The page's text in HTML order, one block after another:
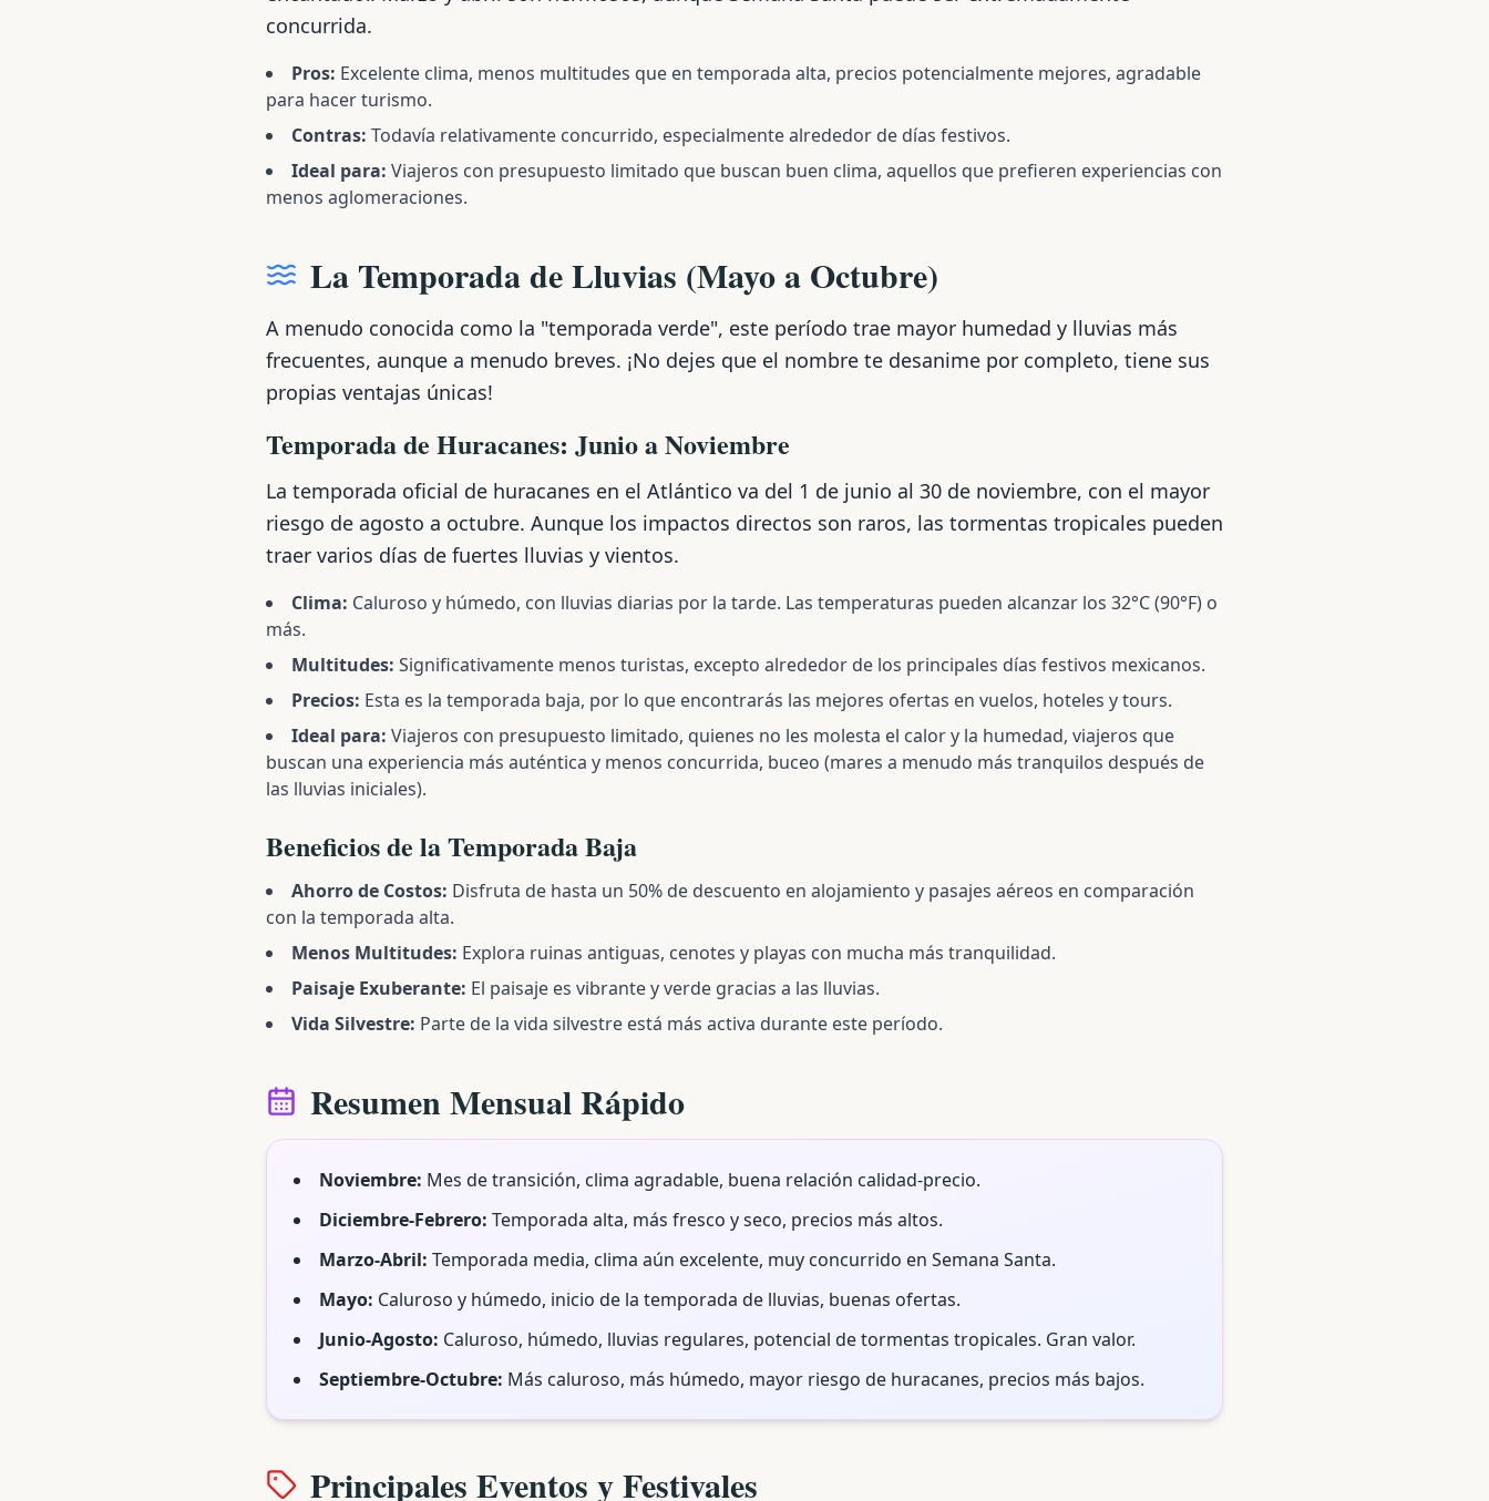
concurrida.
Pros: Excelente clima, menos multitudes que en temporada alta, precios potencialmente mejores, agradable
para hacer turismo.
Contras: Todavía relativamente concurrido, especialmente alrededor de días festivos.
Ideal para: Viajeros con presupuesto limitado que buscan buen clima, aquellos que prefieren experiencias con
menos aglomeraciones.
La Temporada de Lluvias (Mayo a Octubre)
A menudo conocida como la "temporada verde", este período trae mayor humedad y lluvias más
frecuentes, aunque a menudo breves. ¡No dejes que el nombre te desanime por completo, tiene sus
propias ventajas únicas!
Temporada de Huracanes: Junio a Noviembre
La temporada oficial de huracanes en el Atlántico va del 1 de junio al 30 de noviembre, con el mayor
riesgo de agosto a octubre. Aunque los impactos directos son raros, las tormentas tropicales pueden
traer varios días de fuertes lluvias y vientos.
Clima: Caluroso y húmedo, con lluvias diarias por la tarde. Las temperaturas pueden alcanzar los 32°C (90°F) o
más.
Multitudes: Significativamente menos turistas, excepto alrededor de los principales días festivos mexicanos.
Precios: Esta es la temporada baja, por lo que encontrarás las mejores ofertas en vuelos, hoteles y tours.
Ideal para: Viajeros con presupuesto limitado, quienes no les molesta el calor y la humedad, viajeros que
buscan una experiencia más auténtica y menos concurrida, buceo (mares a menudo más tranquilos después de
las lluvias iniciales).
Beneficios de la Temporada Baja
Ahorro de Costos: Disfruta de hasta un 50% de descuento en alojamiento y pasajes aéreos en comparación
con la temporada alta.
Menos Multitudes: Explora ruinas antiguas, cenotes y playas con mucha más tranquilidad.
Paisaje Exuberante: El paisaje es vibrante y verde gracias a las lluvias.
Vida Silvestre: Parte de la vida silvestre está más activa durante este período.
Resumen Mensual Rápido
Noviembre: Mes de transición, clima agradable, buena relación calidad-precio.
Diciembre-Febrero: Temporada alta, más fresco y seco, precios más altos.
Marzo-Abril: Temporada media, clima aún excelente, muy concurrido en Semana Santa.
Mayo: Caluroso y húmedo, inicio de la temporada de lluvias, buenas ofertas.
Junio-Agosto: Caluroso, húmedo, lluvias regulares, potencial de tormentas tropicales. Gran valor.
Septiembre-Octubre: Más caluroso, más húmedo, mayor riesgo de huracanes, precios más bajos.
Principales Eventos y Festivales